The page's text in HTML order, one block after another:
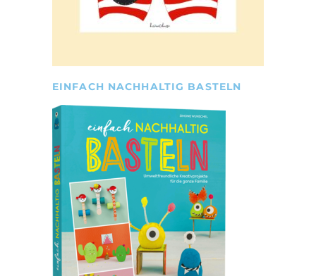
EINFACH NACHHALTIG BASTELN